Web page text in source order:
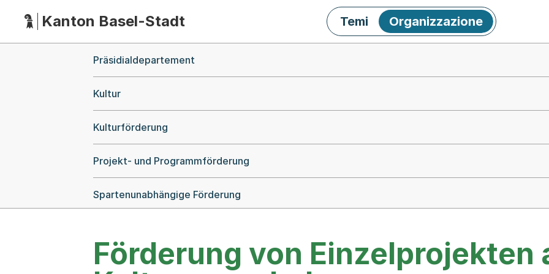
HauptnavigationKanton Basel-Stadt Temi Organizzazione
Präsidialdepartement
Kultur
Kulturförderung
Projekt- und Programmförderung
Spartenunabhängige Förderung
Förderung von Einzelprojekten